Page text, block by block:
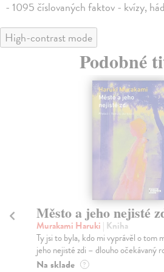
- 1095 číslovaných faktov - kvízy,
High-contrast mode
Podobné
Město a jeho nejisté
Murakami Haruki | Kniha
Ty jsi to byla, kdo mi vyprávěl o tom
jeho nejisté zdi – dlouho očekávaný
Na sklade ?